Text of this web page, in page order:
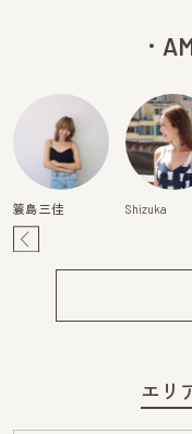
簑島 三佳 Shizuka
エリ